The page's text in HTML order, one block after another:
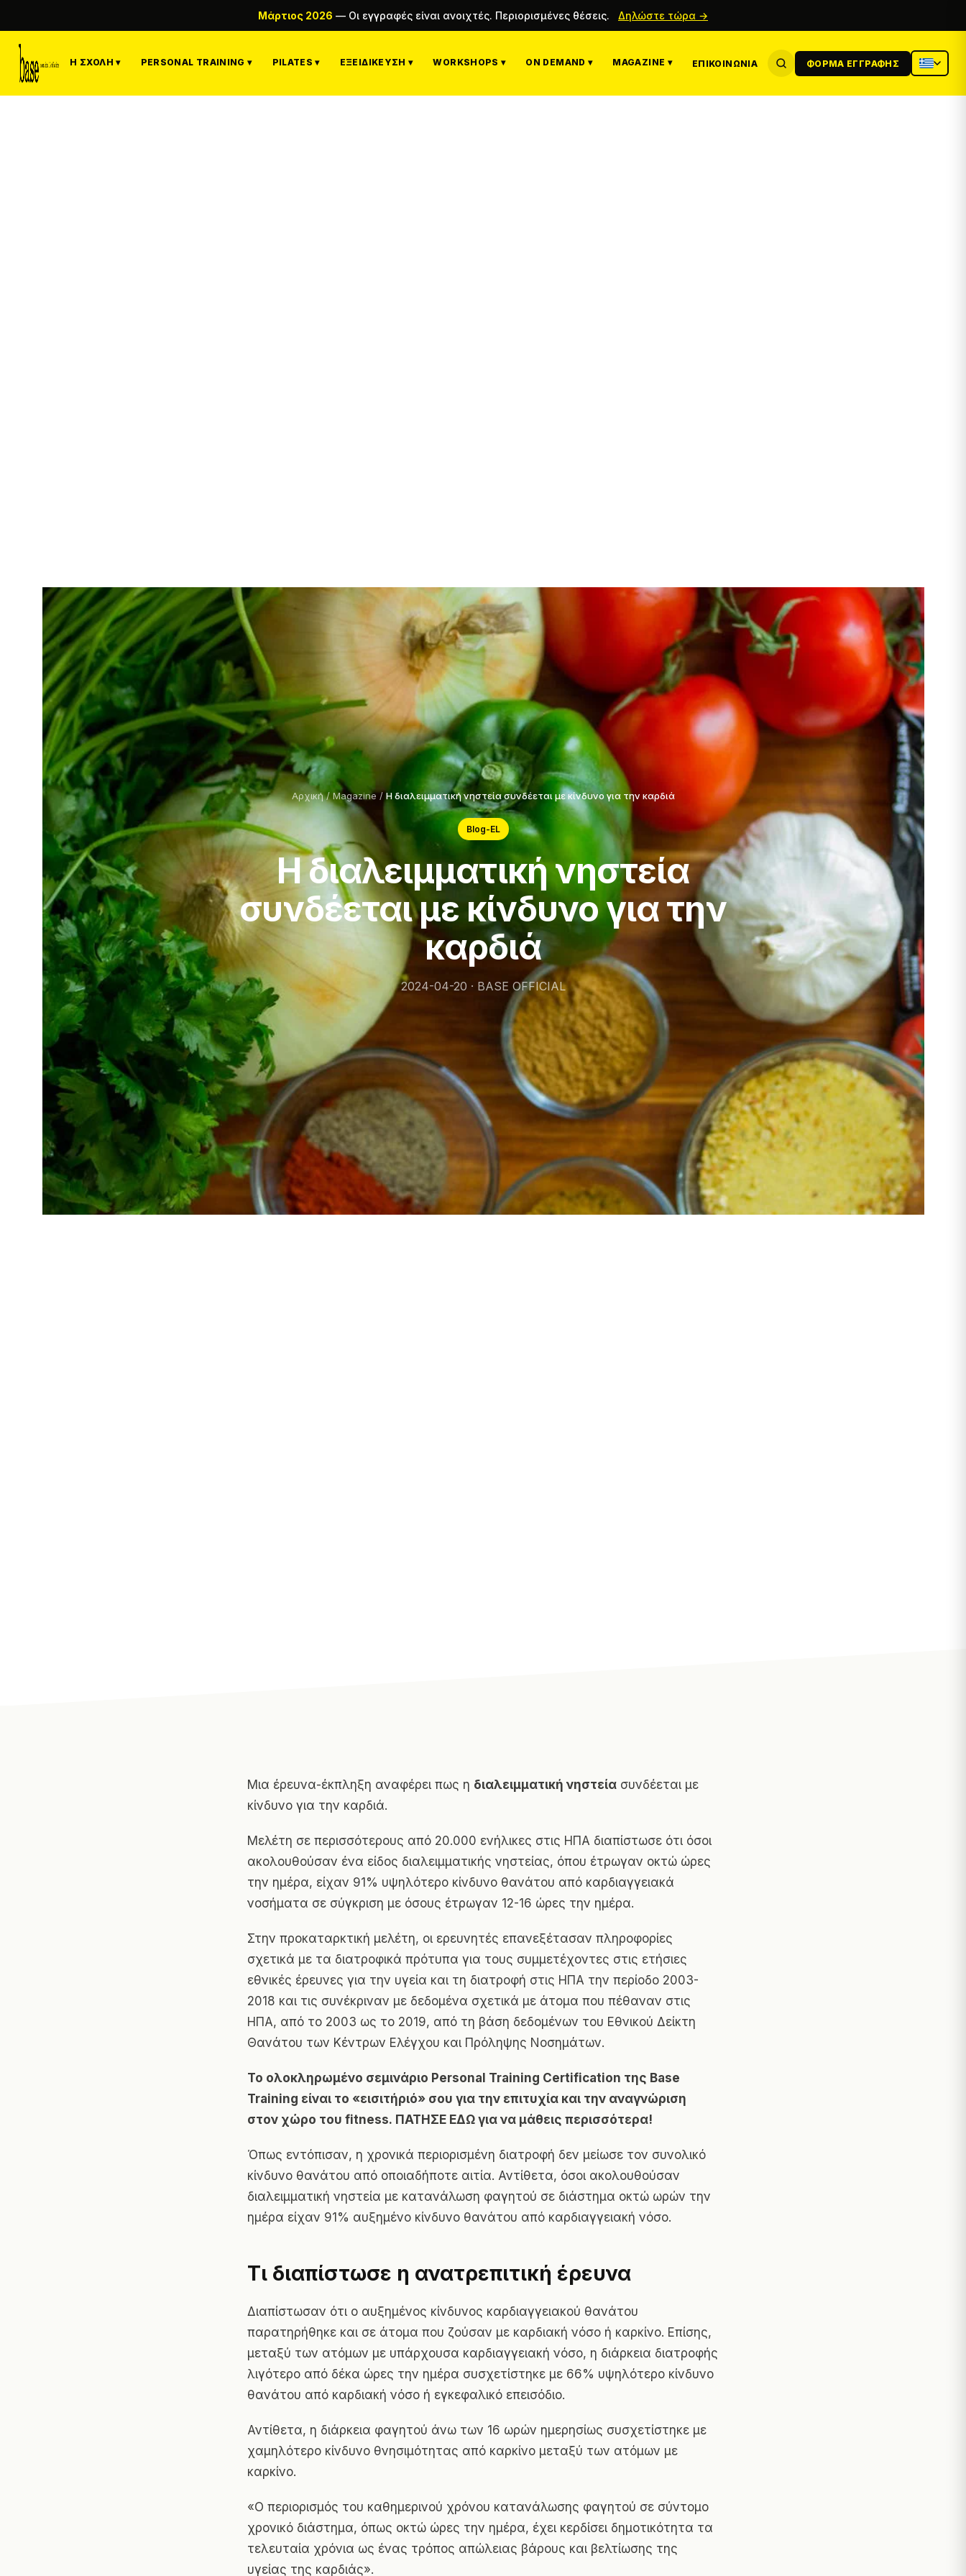
Μάρτιος 2026 — Οι εγγραφές είναι ανοιχτές. Περιορισμένες θέσεις. Δηλώστε τώρα →
Η ΣΧΟΛΉ ▾ PERSONAL TRAINING ▾ PILATES ▾ ΕΞΕΙΔΊΚΕΥΣΗ ▾ WORKSHOPS ▾ ON DEMAND ▾ MAGAZINE ▾ ΕΠΙΚΟΙΝΩΝΊΑ ΦΌΡΜΑ ΕΓΓΡΑΦΉΣ
Αρχική/ Magazine/ Η διαλειμματική νηστεία συνδέεται με κίνδυνο για την καρδιά
Blog-EL
Η διαλειμματική νηστεία
συνδέεται με κίνδυνο για την
καρδιά
2024-04-20 · BASE OFFICIAL
Μια έρευνα-έκπληξη αναφέρει πως η διαλειμματική νηστεία συνδέεται με
κίνδυνο για την καρδιά.
Μελέτη σε περισσότερους από 20.000 ενήλικες στις ΗΠΑ διαπίστωσε ότι όσοι
ακολουθούσαν ένα είδος διαλειμματικής νηστείας, όπου έτρωγαν οκτώ ώρες
την ημέρα, είχαν 91% υψηλότερο κίνδυνο θανάτου από καρδιαγγειακά
νοσήματα σε σύγκριση με όσους έτρωγαν 12-16 ώρες την ημέρα.
Στην προκαταρκτική μελέτη, οι ερευνητές επανεξέτασαν πληροφορίες
σχετικά με τα διατροφικά πρότυπα για τους συμμετέχοντες στις ετήσιες
εθνικές έρευνες για την υγεία και τη διατροφή στις ΗΠΑ την περίοδο 2003-
2018 και τις συνέκριναν με δεδομένα σχετικά με άτομα που πέθαναν στις
ΗΠΑ, από το 2003 ως το 2019, από τη βάση δεδομένων του Εθνικού Δείκτη
Θανάτου των Κέντρων Ελέγχου και Πρόληψης Νοσημάτων.
Το ολοκληρωμένο σεμινάριο Personal Training Certification της Base
Training είναι το «εισιτήριό» σου για την επιτυχία και την αναγνώριση
στον χώρο του fitness. ΠΑΤΗΣΕ ΕΔΩ για να μάθεις περισσότερα!
Όπως εντόπισαν, η χρονικά περιορισμένη διατροφή δεν μείωσε τον συνολικό
κίνδυνο θανάτου από οποιαδήποτε αιτία. Αντίθετα, όσοι ακολουθούσαν
διαλειμματική νηστεία με κατανάλωση φαγητού σε διάστημα οκτώ ωρών την
ημέρα είχαν 91% αυξημένο κίνδυνο θανάτου από καρδιαγγειακή νόσο.
Τι διαπίστωσε η ανατρεπιτική έρευνα
Διαπίστωσαν ότι ο αυξημένος κίνδυνος καρδιαγγειακού θανάτου
παρατηρήθηκε και σε άτομα που ζούσαν με καρδιακή νόσο ή καρκίνο. Επίσης,
μεταξύ των ατόμων με υπάρχουσα καρδιαγγειακή νόσο, η διάρκεια διατροφής
λιγότερο από δέκα ώρες την ημέρα συσχετίστηκε με 66% υψηλότερο κίνδυνο
θανάτου από καρδιακή νόσο ή εγκεφαλικό επεισόδιο.
Αντίθετα, η διάρκεια φαγητού άνω των 16 ωρών ημερησίως συσχετίστηκε με
χαμηλότερο κίνδυνο θνησιμότητας από καρκίνο μεταξύ των ατόμων με
καρκίνο.
«Ο περιορισμός του καθημερινού χρόνου κατανάλωσης φαγητού σε σύντομο
χρονικό διάστημα, όπως οκτώ ώρες την ημέρα, έχει κερδίσει δημοτικότητα τα
τελευταία χρόνια ως ένας τρόπος απώλειας βάρους και βελτίωσης της
υγείας της καρδιάς».